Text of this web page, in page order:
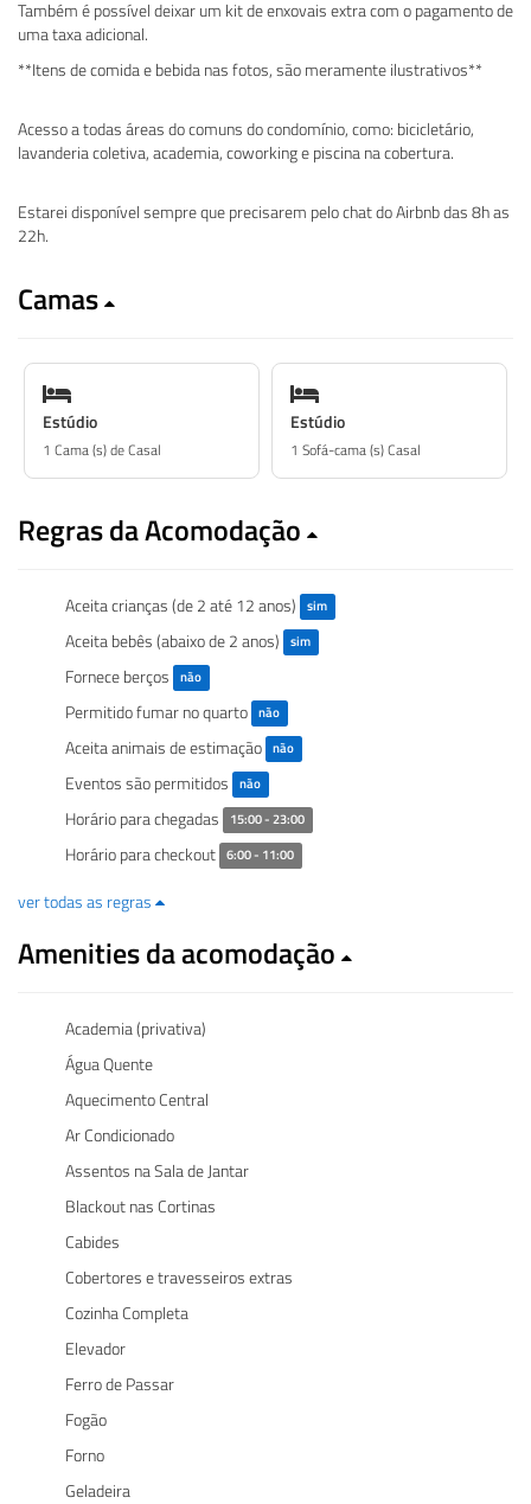
Também é possível deixar um kit de enxovais extra com o pagamento de
uma taxa adicional.
**Itens de comida e bebida nas fotos, são meramente ilustrativos**
Acesso a todas áreas do comuns do condomínio, como: bicicletário,
lavanderia coletiva, academia, coworking e piscina na cobertura.
Estarei disponível sempre que precisarem pelo chat do Airbnb das 8h as
22h.
Camas
Estúdio
1 Cama (s) de Casal
Estúdio
1 Sofá-cama (s) Casal
Regras da Acomodação
Aceita crianças (de 2 até 12 anos) sim
Aceita bebês (abaixo de 2 anos) sim
Fornece berços não
Permitido fumar no quarto não
Aceita animais de estimação não
Eventos são permitidos não
Horário para chegadas 15:00 - 23:00
Horário para checkout 6:00 - 11:00
ver todas as regras
Amenities da acomodação
Academia (privativa)
Água Quente
Aquecimento Central
Ar Condicionado
Assentos na Sala de Jantar
Blackout nas Cortinas
Cabides
Cobertores e travesseiros extras
Cozinha Completa
Elevador
Ferro de Passar
Fogão
Forno
Geladeira